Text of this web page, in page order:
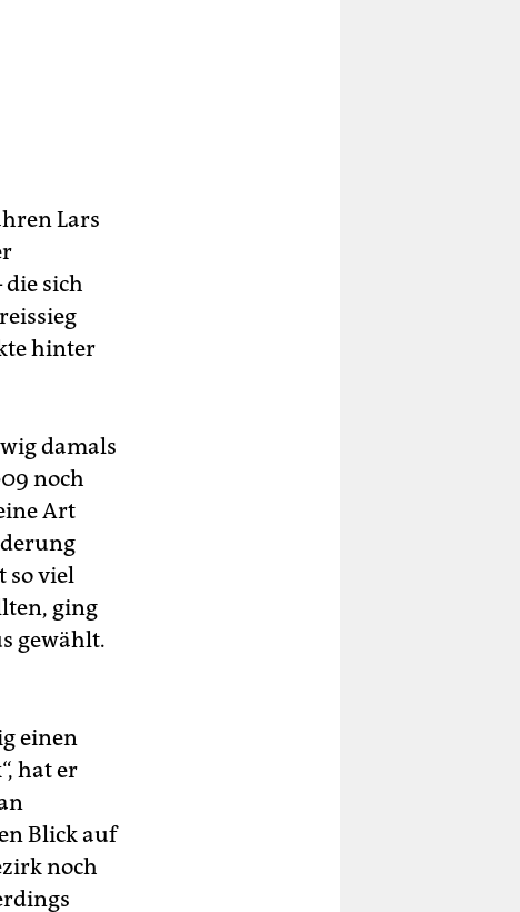
Lars
sich
hinter
damals
noch
Art
so viel
ging
gewählt.
einen
hat er
Blick auf
noch